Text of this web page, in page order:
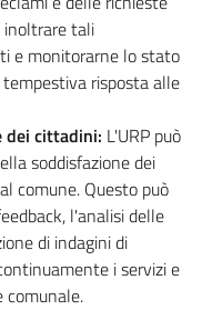
inoltrare tali
e monitorarne lo stato
risposta alle
dei cittadini: L'URP può
soddisfazione dei
comune. Questo può
l'analisi delle
di indagini di
i servizi e
comunale.